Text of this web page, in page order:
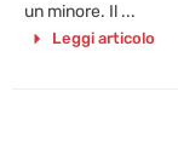
un minore. Il ...
Leggi articolo